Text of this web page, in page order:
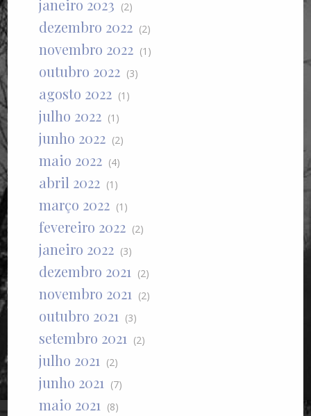
janeiro 2023 (2)
dezembro 2022 (2)
novembro 2022 (1)
outubro 2022 (3)
agosto 2022 (1)
julho 2022 (1)
junho 2022 (2)
maio 2022 (4)
abril 2022 (1)
março 2022 (1)
fevereiro 2022 (2)
janeiro 2022 (3)
dezembro 2021 (2)
novembro 2021 (2)
outubro 2021 (3)
setembro 2021 (2)
julho 2021 (2)
junho 2021 (7)
maio 2021 (8)